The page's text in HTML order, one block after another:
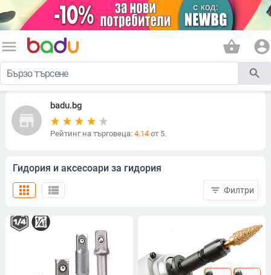
menu shopping_basket account_circle
search
store
badu.bg
Рейтинг на търговеца: 4.14от 5.
Гидория и аксесоари за гидория
view_list
apps filter_list Филтри